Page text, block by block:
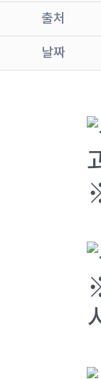
출처
날짜